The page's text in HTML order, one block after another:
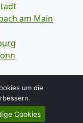
am Main
um die
Cookies